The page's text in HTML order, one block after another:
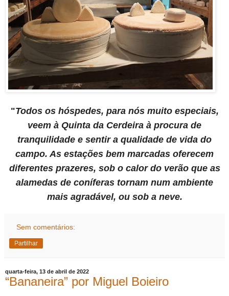
"Todos os hóspedes, para nós muito especiais,
veem à Quinta da Cerdeira à procura de
tranquilidade e sentir a qualidade de vida do
campo. As estações bem marcadas oferecem
diferentes prazeres, sob o calor do verão que as
alamedas de coníferas tornam num ambiente
mais agradável, ou sob a neve.
Sem comentários:
Partilhar
quarta-feira, 13 de abril de 2022
“Bananeira” por Miguel Boieiro